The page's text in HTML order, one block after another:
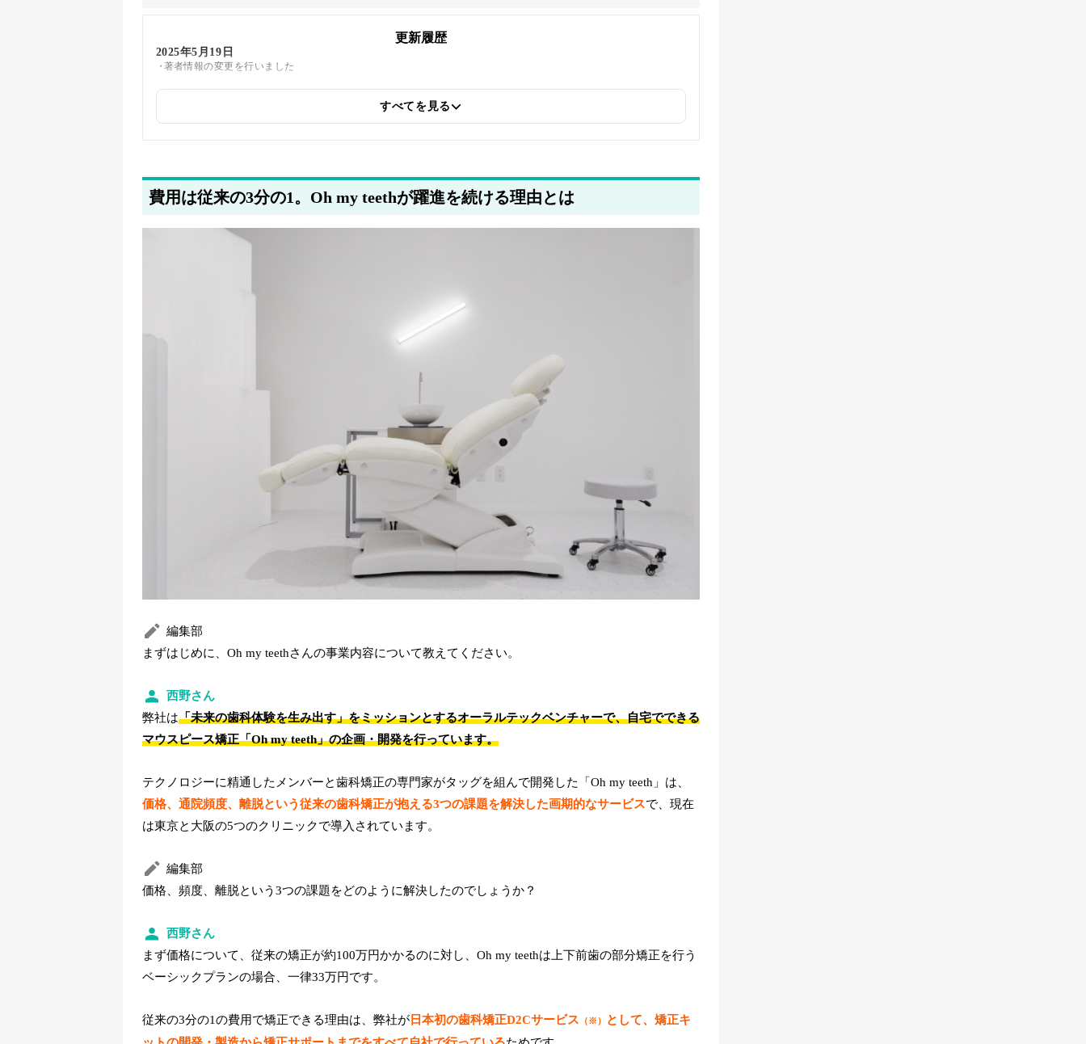
更新履歴
2025年5月19日
著者情報の変更を行いました
採用・求人情報を追加しました
関連企業の紹介を追加しました
すべてを見る
費用は従来の3分の1。Oh my teethが躍進を続ける理由とは
編集部
まずはじめに、Oh my teethさんの事業内容について教えてください。
西野さん
弊社は「未来の歯科体験を生み出す」をミッションとするオーラルテックベンチャーで、自宅でできる
マウスピース矯正「Oh my teeth」の企画・開発を行っています。
テクノロジーに精通したメンバーと歯科矯正の専門家がタッグを組んで開発した「Oh my teeth」は、
価格、通院頻度、離脱という従来の歯科矯正が抱える3つの課題を解決した画期的なサービスで、現在
は東京と大阪の5つのクリニックで導入されています。
編集部
価格、頻度、離脱という3つの課題をどのように解決したのでしょうか？
西野さん
まず価格について、従来の矯正が約100万円かかるのに対し、Oh my teethは上下前歯の部分矯正を行う
ベーシックプランの場合、一律33万円です。
従来の3分の1の費用で矯正できる理由は、弊社が日本初の歯科矯正D2Cサービス （※）
として、矯正キ